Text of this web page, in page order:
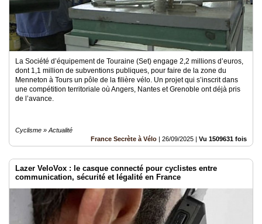
La Société d’équipement de Touraine (Set) engage 2,2 millions d’euros,
dont 1,1 million de subventions publiques, pour faire de la zone du
Menneton à Tours un pôle de la filière vélo. Un projet qui s’inscrit dans
une compétition territoriale où Angers, Nantes et Grenoble ont déjà pris
de l’avance.
Cyclisme » Actualité
France Secrète à Vélo | 26/09/2025 | Vu 1509631 fois
Lazer VeloVox : le casque connecté pour cyclistes entre
communication, sécurité et légalité en France